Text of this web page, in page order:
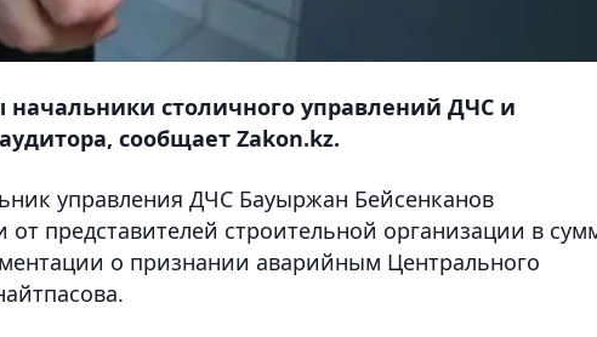
начальники столичного управлений ДЧС и
сообщает Zakon.kz.
управления ДЧС Бауыржан Бейсенканов
от представителей строительной организации в
о признании аварийным Центрального